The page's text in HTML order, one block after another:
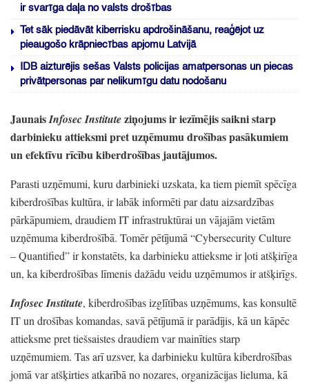
ir svarīga daļa no valsts drošības
Tet sāk piedāvāt kiberrisku apdrošināšanu, reaģējot uz
pieaugošo krāpniecības apjomu Latvijā
IDB aizturējis sešas Valsts policijas amatpersonas un piecas
privātpersonas par nelikumīgu datu nodošanu
JaunaisInfosec Instituteziņojums ir iezīmējis saikni starp
darbinieku attieksmi pret uzņēmumu drošības pasākumiem
un efektīvu rīcību kiberdrošības jautājumos.
Parasti uzņēmumi, kuru darbinieki uzskata, ka tiem piemīt spēcīga
kiberdrošības kultūra, ir labāk informēti par datu aizsardzības
pārkāpumiem, draudiem IT infrastruktūrai un vājajām vietām
uzņēmuma kiberdrošībā. Tomēr pētījumā “Cybersecurity Culture
– Quantified”ir konstatēts, ka darbinieku attieksme ir ļoti atšķirīga
un, ka kiberdrošības līmenis dažādu veidu uzņēmumos ir atšķirīgs.
Infosec Institute, kiberdrošības izglītības uzņēmums, kas konsultē
IT un drošības komandas, savā pētījumā ir parādījis, kā un kāpēc
attieksme pret tiešsaistes draudiem var mainīties starp
uzņēmumiem. Tas arī uzsver, ka darbinieku kultūra kiberdrošības
jomā var atšķirties atkarībā no nozares, organizācijas lieluma, kā